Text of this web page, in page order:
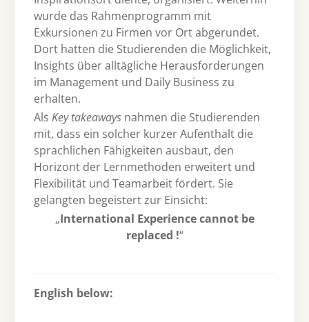
wurde das Rahmenprogramm mit
Exkursionen zu Firmen vor Ort abgerundet.
Dort hatten die Studierenden die Möglichkeit,
Insights über alltägliche Herausforderungen
im Management und Daily Business zu
erhalten.
Als Key takeaways nahmen die Studierenden
mit, dass ein solcher kurzer Aufenthalt die
sprachlichen Fähigkeiten ausbaut, den
Horizont der Lernmethoden erweitert und
Flexibilität und Teamarbeit fördert. Sie
gelangten begeistert zur Einsicht:
„International Experience cannot be
replaced !“
English below: